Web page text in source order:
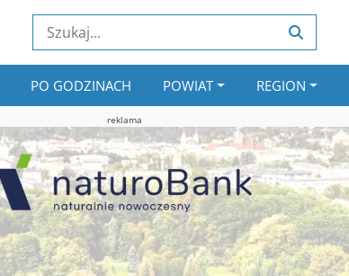
PO GODZINACH POWIAT REGION
reklama